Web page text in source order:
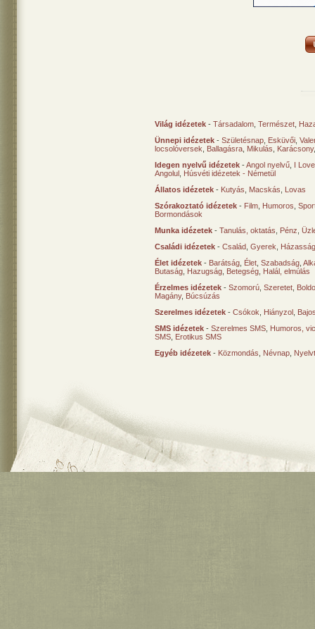
Világ idézetek - Társadalom Természet
Ünnepi idézetek - Születésnap Esküvői
locsolóversek
Ballagásra Mikulás Karácsony
Idegen nyelvű idézetek -Angol nyelvű I
Angolul Húsvéti idézetek - Németül
Állatos idézetek - Kutyás Macskás
Lovas
Szórakoztató idézetek - Film Humoros
Bormondások
Munka idézetek - Tanulás, oktatás Pénz
Családi idézetek - Család Gyerek
Élet idézetek - Barátság Élet Szabadság
Butaság Hazugság Betegség Halál, elmúlás
Érzelmes idézetek - Szomorú Szeretet
Magány, Búcsúzás
Szerelmes idézetek - Csókok Hiányzol
SMS idézetek - Szerelmes SMS Humoros,
SMS Erotikus SMS
Egyéb idézetek - Közmondás Névnap